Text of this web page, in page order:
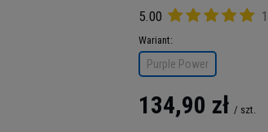
5.00
Wariant
Purple Power
134,90 zł / szt.